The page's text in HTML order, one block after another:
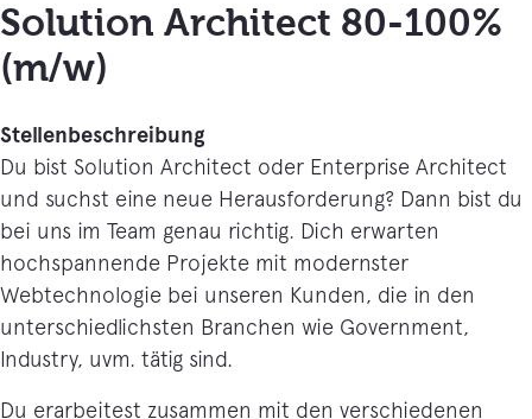
Solution Architect 80-100%
(m/w)
Stellenbeschreibung
Du bist Solution Architect oder Enterprise Architect
und suchst eine neue Herausforderung? Dann bist du
bei uns im Team genau richtig. Dich erwarten
hochspannende Projekte mit modernster
Webtechnologie bei unseren Kunden, die in den
unterschiedlichsten Branchen wie Government,
Industry, uvm. tätig sind.
Du erarbeitest zusammen mit den verschiedenen